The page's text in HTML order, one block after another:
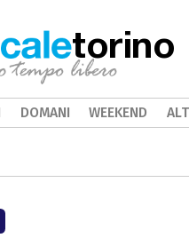
torino
DOMANI WEEKEND